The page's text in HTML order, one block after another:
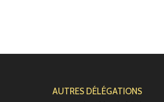
AUTRES DÉLÉGATIONS